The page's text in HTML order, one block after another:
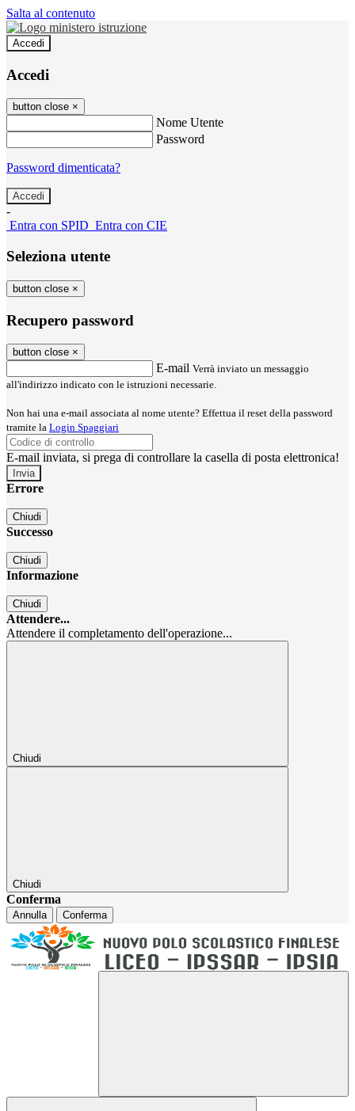
Salta al contenuto
Accedi
Accedi
button close ×
Nome Utente
Password
Password dimenticata?
-
Entra con SPID Entra con CIE
Seleziona utente
button close ×
Recupero password
button close ×
E-mail Verrà inviato un messaggio
all'indirizzo indicato con le istruzioni necessarie.
Non hai una e-mail associata al nome utente? Effettua il reset della password
tramite la Login Spaggiari
E-mail inviata, si prega di controllare la casella di posta elettronica!
Errore
Chiudi
Successo
Chiudi
Informazione
Chiudi
Attendere...
Attendere il completamento dell'operazione...
Chiudi
Chiudi
Conferma
Annulla Conferma